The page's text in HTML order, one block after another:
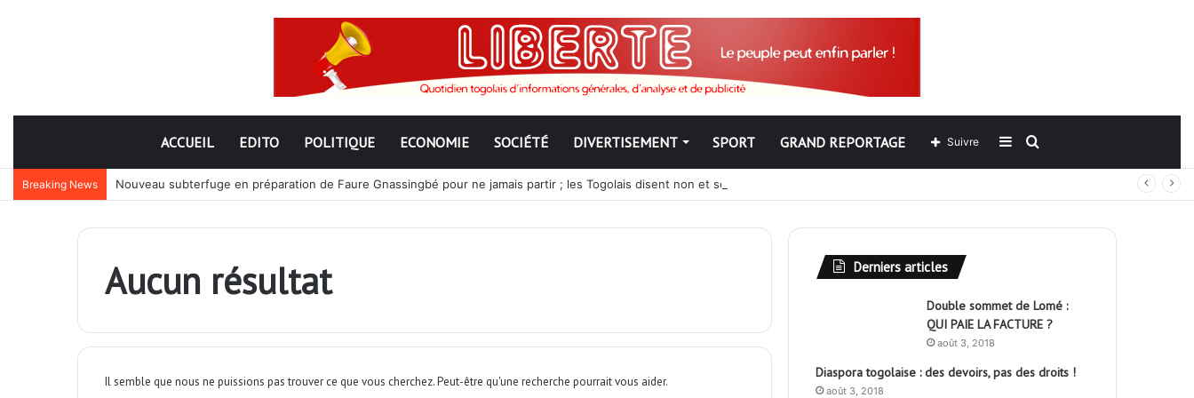
ACCUEIL EDITO POLITIQUE ECONOMIE SOCIÉTÉ DIVERTISEMENT SPORT GRAND REPORTAGE Rechercher
Sidebar
(barre
Suivre
Breaking News Nouveau subterfuge en préparation de Faure Gnassingbé pour ne jamais partir ; les Togolais disent non et sont vent debout
Aucun résultat
Il semble que nous ne puissions pas trouver ce que vous cherchez. Peut-être qu'une recherche pourrait vous aider.
Derniers articles
Double sommet de Lomé :
QUI PAIE LA FACTURE ?
août 3, 2018
Diaspora togolaise : des devoirs, pas des droits !
août 3, 2018